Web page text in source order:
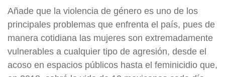
Añade que la violencia de género es uno de los
principales problemas que enfrenta el país, pues de
manera cotidiana las mujeres son extremadamente
vulnerables a cualquier tipo de agresión, desde el
acoso en espacios públicos hasta el feminicidio que,